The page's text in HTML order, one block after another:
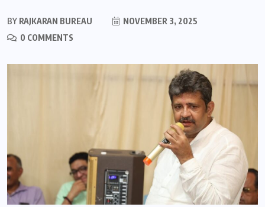
BY RAJKARAN BUREAU
NOVEMBER 3, 2025
0 COMMENTS